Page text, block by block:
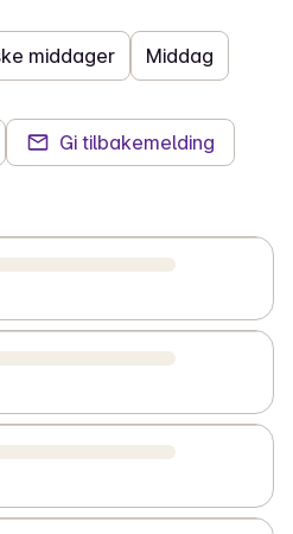
middager Middag
Gi tilbakemelding